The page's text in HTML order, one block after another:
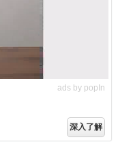
ads by popIn
深入了解